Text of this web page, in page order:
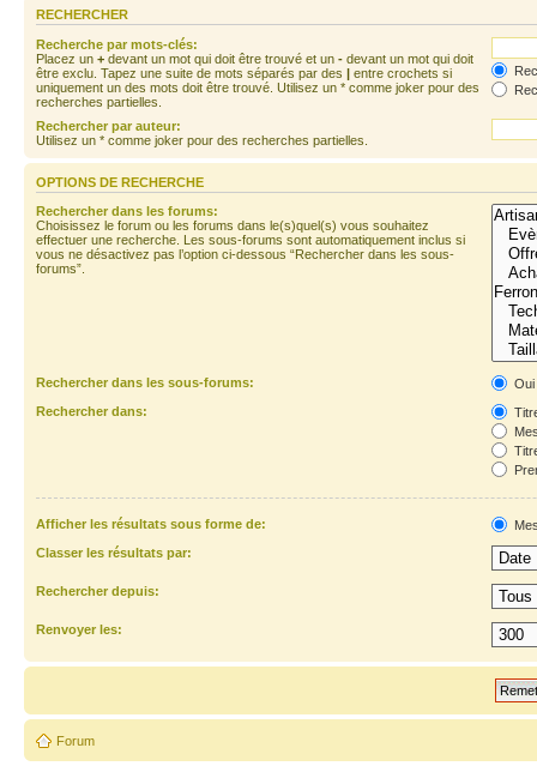
RECHERCHER
Recherche par mots-clés:
Placez un + devant un mot qui doit être trouvé et un - devant un mot qui doit
être exclu. Tapez une suite de mots séparés par des | entre crochets si
uniquement un des mots doit être trouvé. Utilisez un * comme joker pour des
recherches partielles.
Rechercher par auteur:
Utilisez un * comme joker pour des recherches partielles.
OPTIONS DE RECHERCHE
Rechercher dans les forums:
Choisissez le forum ou les forums dans le(s)quel(s) vous souhaitez
effectuer une recherche. Les sous-forums sont automatiquement inclus si
vous ne désactivez pas l’option ci-dessous “Rechercher dans les sous-
forums”.
Rechercher dans les sous-forums:
Oui
Rechercher dans:
Afficher les résultats sous forme de:
Classer les résultats par:
Rechercher depuis:
Renvoyer les:
Forum